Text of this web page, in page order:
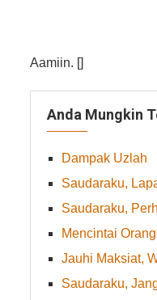
Aamiin. []
Anda Mungkin
Dampak Uzlah
Saudaraku,
Saudaraku,
Mencintai
Jauhi Maksiat,
Saudaraku,